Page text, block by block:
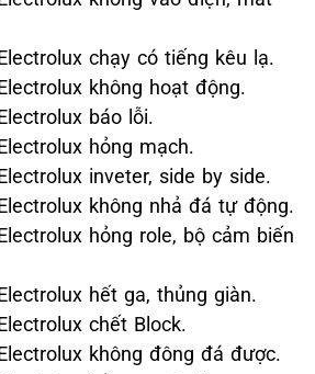
chạy có tiếng kêu lạ.
không hoạt động.
báo lỗi.
hỏng mạch.
inveter, side by side.
không nhả đá tự động.
hỏng role, bộ cảm biến
hết ga, thủng giàn.
chết Block.
không đông đá được.